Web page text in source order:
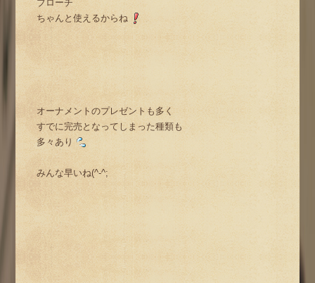
ブローチ
ちゃんと使えるからね
オーナメントのプレゼントも多く
すでに完売となってしまった種類も
多々あり
みんな早いね(^-^;